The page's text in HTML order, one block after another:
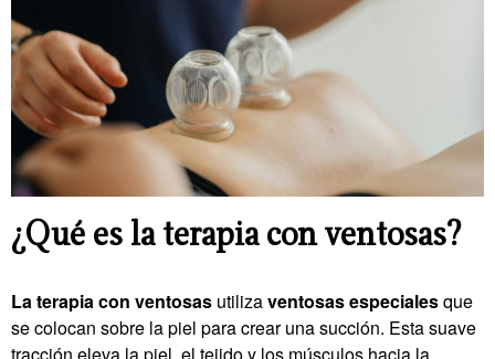
¿Qué es la terapia con ventosas?
La terapia con ventosas utilizaventosas especialesque
se colocan sobre la piel para crear una succión. Esta suave